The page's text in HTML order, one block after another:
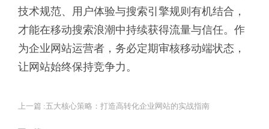
技术规范、用户体验与搜索引擎规则有机结合，
才能在移动搜索浪潮中持续获得流量与信任。作
为企业网站运营者，务必定期审核移动端状态，
让网站始终保持竞争力。
上一篇 : 五大核心策略：打造高转化企业网站的实战指南